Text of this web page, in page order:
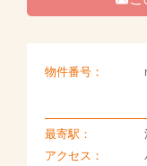
物件番号：
最寄駅：
アクセス：